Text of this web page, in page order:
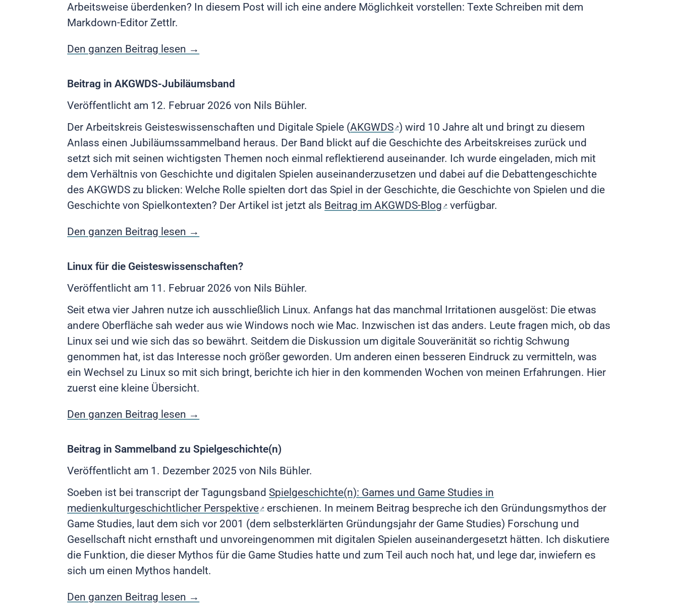
Arbeitsweise überdenken? In diesem Post will ich eine andere Möglichkeit vorstellen: Texte Schreiben mit dem
Markdown-Editor Zettlr.
Den ganzen Beitrag lesen →
Beitrag in AKGWDS-Jubiläumsband
Veröffentlicht am 12. Februar 2026 von Nils Bühler.
Der Arbeitskreis Geisteswissenschaften und Digitale Spiele (AKGWDS ) wird 10 Jahre alt und bringt zu diesem
Anlass einen Jubiläumssammelband heraus. Der Band blickt auf die Geschichte des Arbeitskreises zurück und
setzt sich mit seinen wichtigsten Themen noch einmal reflektierend auseinander. Ich wurde eingeladen, mich mit
dem Verhältnis von Geschichte und digitalen Spielen auseinanderzusetzen und dabei auf die Debattengeschichte
des AKGWDS zu blicken: Welche Rolle spielten dort das Spiel in der Geschichte, die Geschichte von Spielen und die
Geschichte von Spielkontexten? Der Artikel ist jetzt als Beitrag im AKGWDS-Blog verfügbar.
Den ganzen Beitrag lesen →
Linux für die Geisteswissenschaften?
Veröffentlicht am 11. Februar 2026 von Nils Bühler.
Seit etwa vier Jahren nutze ich ausschließlich Linux. Anfangs hat das manchmal Irritationen ausgelöst: Die etwas
andere Oberfläche sah weder aus wie Windows noch wie Mac. Inzwischen ist das anders. Leute fragen mich, ob das
Linux sei und wie sich das so bewährt. Seitdem die Diskussion um digitale Souveränität so richtig Schwung
genommen hat, ist das Interesse noch größer geworden. Um anderen einen besseren Eindruck zu vermitteln, was
ein Wechsel zu Linux so mit sich bringt, berichte ich hier in den kommenden Wochen von meinen Erfahrungen. Hier
zuerst eine kleine Übersicht.
Den ganzen Beitrag lesen →
Beitrag in Sammelband zu Spielgeschichte(n)
Veröffentlicht am 1. Dezember 2025 von Nils Bühler.
Soeben ist bei transcript der TagungsbandSpielgeschichte(n): Games und Game Studies in
medienkulturgeschichtlicher Perspektive erschienen. In meinem Beitrag bespreche ich den Gründungsmythos der
Game Studies, laut dem sich vor 2001 (dem selbsterklärten Gründungsjahr der Game Studies) Forschung und
Gesellschaft nicht ernsthaft und unvoreingenommen mit digitalen Spielen auseinandergesetzt hätten. Ich diskutiere
die Funktion, die dieser Mythos für die Game Studies hatte und zum Teil auch noch hat, und lege dar, inwiefern es
sich um einen Mythos handelt.
Den ganzen Beitrag lesen →